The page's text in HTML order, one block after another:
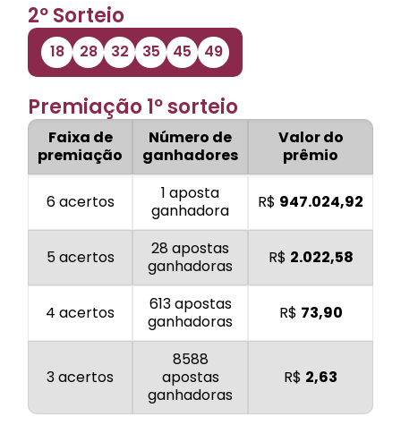
2º Sorteio
18 28 32 35 45 49
Premiação 1º sorteio
Faixa de
premiação
Número de
ganhadores
Valor do
prêmio
6 acertos
1 aposta
ganhadora
R$ 947.024,92
5 acertos
28 apostas
ganhadoras
R$ 2.022,58
4 acertos
613 apostas
ganhadoras
R$ 73,90
3 acertos
8588
apostas
ganhadoras
R$ 2,63